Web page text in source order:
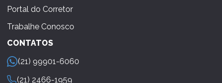
Portal do Corretor
Trabalhe Conosco
CONTATOS
(21) 99901-6060
(21) 2466-1959